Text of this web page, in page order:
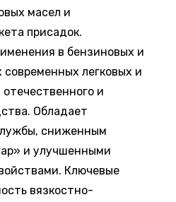
масел и
присадок.
в бензиновых и
легковых и
и
Обладает
сниженным
и улучшенными
Ключевые
вязкостно-